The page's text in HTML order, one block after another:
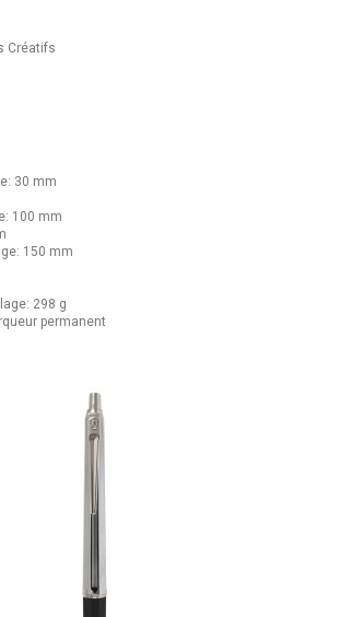
Créatifs
30 mm
100 mm
150 mm
298 g
permanent